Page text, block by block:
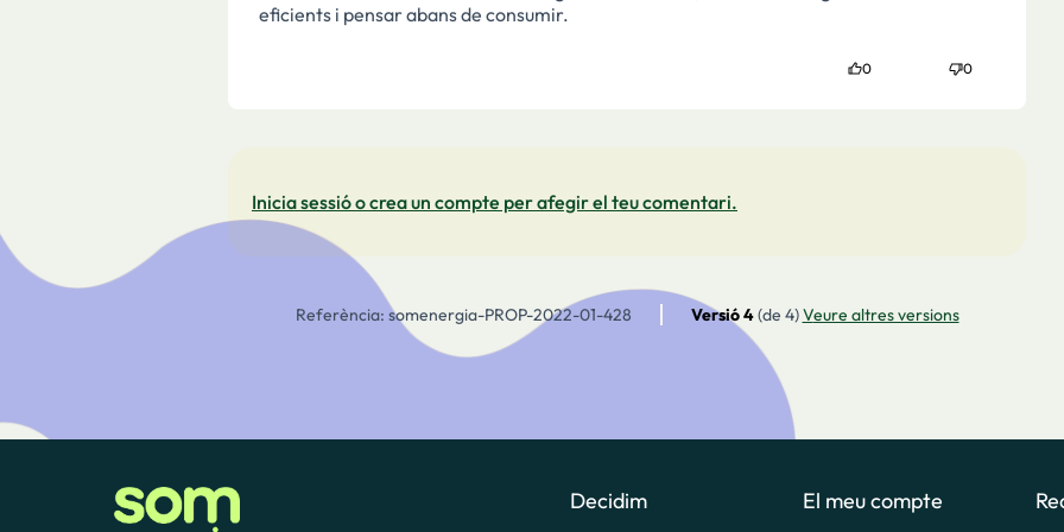
eficients i pensar abans de consumir.
0 0
Inicia sessió o crea un compte per afegir el teu comentari.
Referència: somenergia-PROP-2022-01-428 Versió 4(de 4) veure altres versions
Decidim El meu compte